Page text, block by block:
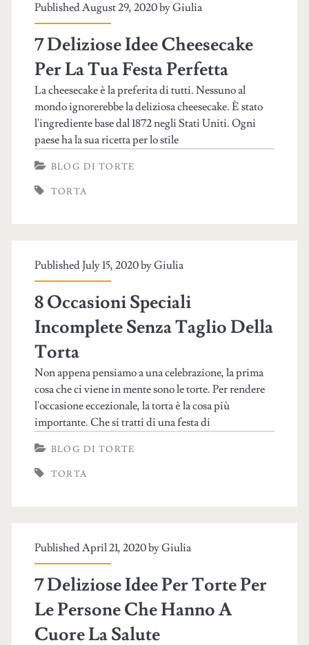
Published August 29, 2020 byGiulia
7 Deliziose Idee Cheesecake
Per La Tua Festa Perfetta
La cheesecake è la preferita di tutti. Nessuno al
mondo ignorerebbe la deliziosa cheesecake. È stato
l'ingrediente base dal 1872 negli Stati Uniti. Ogni
paese ha la sua ricetta per lo stile
BLOG DI TORTE
TORTA
Published July 15, 2020 byGiulia
8 Occasioni Speciali
Incomplete Senza Taglio Della
Torta
Non appena pensiamo a una celebrazione, la prima
cosa che ci viene in mente sono le torte. Per rendere
l'occasione eccezionale, la torta è la cosa più
importante. Che si tratti di una festa di
BLOG DI TORTE
TORTA
Published April 21, 2020 byGiulia
7 Deliziose Idee Per Torte Per
Le Persone Che Hanno A
Cuore La Salute